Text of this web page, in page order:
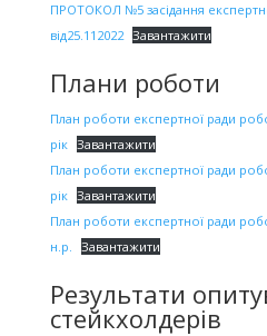
ПРОТОКОЛ №5 засідання
від25.112022 Завантажити
Плани роботи
План роботи експертної ради
рік Завантажити
План роботи експертної ради
рік Завантажити
План роботи експертної ради
н.р.
Завантажити
Результати
стейкхолдерів